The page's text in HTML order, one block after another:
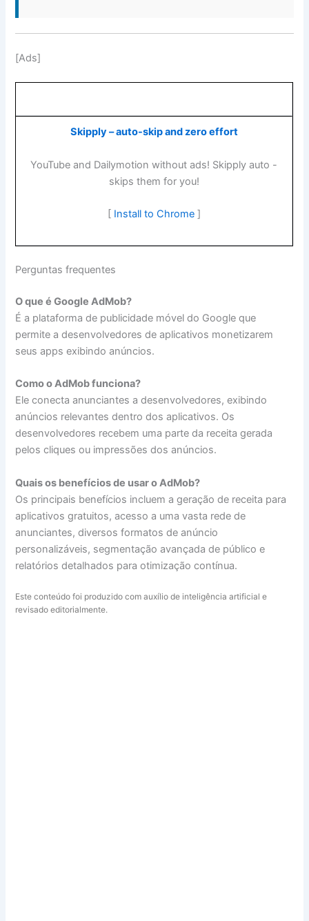
[Ads]
Skipply – auto-skip and zero effort
YouTube and Dailymotion without ads! Skipply auto -
skips them for you!
[ Install to Chrome]
Perguntas frequentes
O que é Google AdMob?
É a plataforma de publicidade móvel do Google que
permite a desenvolvedores de aplicativos monetizarem
seus apps exibindo anúncios.
Como o AdMob funciona?
Ele conecta anunciantes a desenvolvedores, exibindo
anúncios relevantes dentro dos aplicativos. Os
desenvolvedores recebem uma parte da receita gerada
pelos cliques ou impressões dos anúncios.
Quais os benefícios de usar o AdMob?
Os principais benefícios incluem a geração de receita para
aplicativos gratuitos, acesso a uma vasta rede de
anunciantes, diversos formatos de anúncio
personalizáveis, segmentação avançada de público e
relatórios detalhados para otimização contínua.
Este conteúdo foi produzido com auxílio de inteligência artificial e
revisado editorialmente.